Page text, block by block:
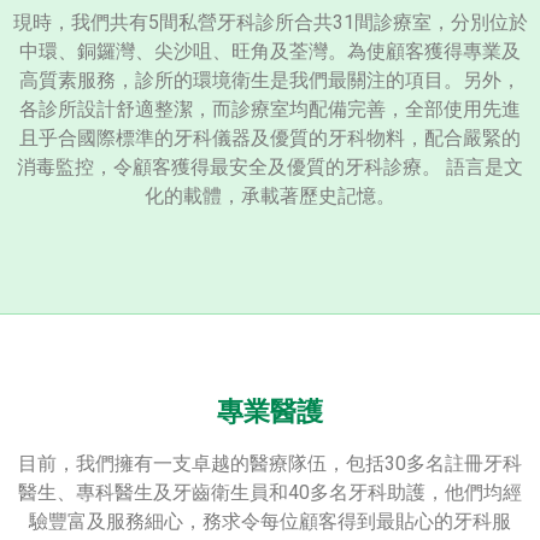
現時，我們共有5間私營牙科診所合共31間診療室，分別位於
中環、銅鑼灣、尖沙咀、旺角及荃灣。為使顧客獲得專業及
高質素服務，診所的環境衛生是我們最關注的項目。另外，
各診所設計舒適整潔，而診療室均配備完善，全部使用先進
且乎合國際標準的牙科儀器及優質的牙科物料，配合嚴緊的
消毒監控，令顧客獲得最安全及優質的牙科診療。 語言是文
化的載體，承載著歷史記憶。
專業醫護
目前，我們擁有一支卓越的醫療隊伍，包括30多名註冊牙科
醫生、專科醫生及牙齒衛生員和40多名牙科助護，他們均經
驗豐富及服務細心，務求令每位顧客得到最貼心的牙科服